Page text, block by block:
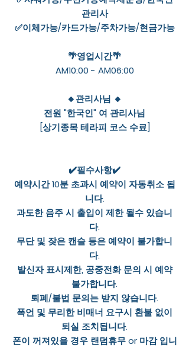
관리사
✅이체가능/카드가능/주차가능/현금가능
🌴영업시간🌴
AM10:00 - AM06:00
🔸관리사님 🔸
전원 "한국인" 여 관리사님
[상기종목 테라피 코스 수료]
✔️필수사항✔️
예약시간 10분 초과시 예약이 자동취소 됩
니다.
과도한 음주 시 출입이 제한 될수 있습니
다.
무단 및 잦은 캔슬 등은 예약이 불가합니
다.
발신자 표시제한, 공중전화 문의 시 예약
불가합니다.
퇴폐/불법 문의는 받지 않습니다.
폭언 및 무리한 비매너 요구시 환불 없이
퇴실 조치됩니다.
폰이 꺼져있을 경우 랜덤휴무 or 마감 입니